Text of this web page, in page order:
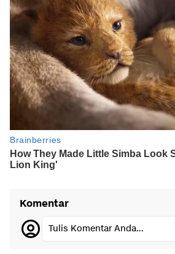
Komentar
Tulis Komentar Anda...